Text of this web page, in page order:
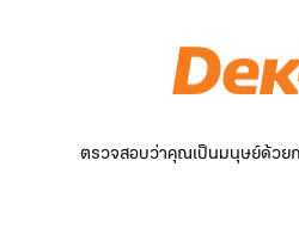
ตรวจสอบว่าคุณเป็นมนุษย์ด้วยก